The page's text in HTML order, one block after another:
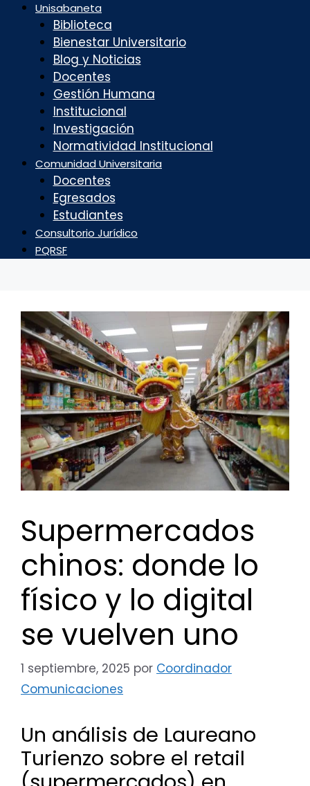
Unisabaneta
Biblioteca
Bienestar Universitario
Blog y Noticias
Docentes
Gestión Humana
Institucional
Investigación
Normatividad Institucional
Comunidad Universitaria
Docentes
Egresados
Estudiantes
Consultorio Jurídico
PQRSF
Supermercados
chinos: donde lo
físico y lo digital
se vuelven uno
1 septiembre, 2025 por Coordinador
Comunicaciones
Un análisis de Laureano
Turienzo sobre el retail